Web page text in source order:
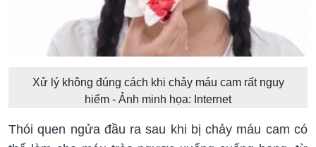
Xử lý không đúng cách khi chảy máu cam rất nguy
hiểm - Ảnh minh họa: Internet
Thói quen ngửa đầu ra sau khi bị chảy máu cam có